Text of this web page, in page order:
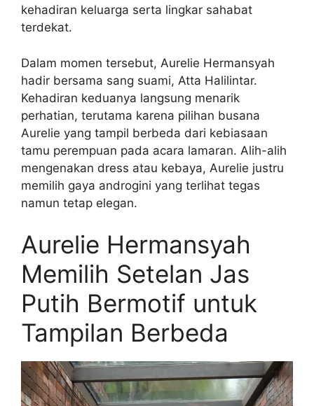
kehadiran keluarga serta lingkar sahabat
terdekat.
Dalam momen tersebut, Aurelie Hermansyah
hadir bersama sang suami, Atta Halilintar.
Kehadiran keduanya langsung menarik
perhatian, terutama karena pilihan busana
Aurelie yang tampil berbeda dari kebiasaan
tamu perempuan pada acara lamaran. Alih-alih
mengenakan dress atau kebaya, Aurelie justru
memilih gaya androgini yang terlihat tegas
namun tetap elegan.
Aurelie Hermansyah
Memilih Setelan Jas
Putih Bermotif untuk
Tampilan Berbeda